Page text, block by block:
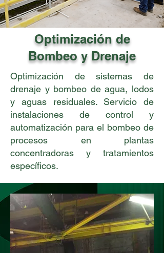
Optimización de
Bombeo y Drenaje
Optimización de sistemas de
drenaje y bombeo de agua, lodos
y aguas residuales. Servicio de
instalaciones de control y
automatización para el bombeo de
procesos en plantas
concentradoras y tratamientos
específicos.